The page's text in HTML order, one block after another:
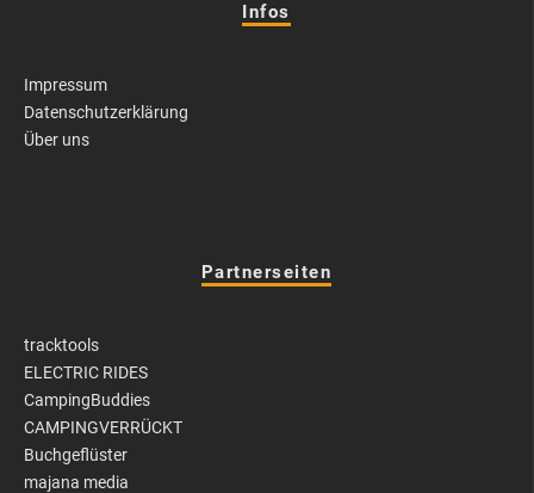
Infos
Impressum
Datenschutzerklärung
Über uns
Partnerseiten
tracktools
ELECTRIC RIDES
CampingBuddies
CAMPINGVERRÜCKT
Buchgeflüster
majana media